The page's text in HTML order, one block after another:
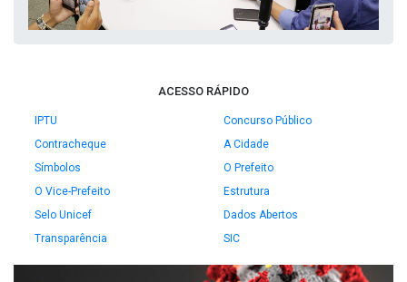
ACESSO RÁPIDO
IPTU
Concurso Público
Contracheque
A Cidade
Símbolos
O Prefeito
O Vice-Prefeito
Estrutura
Selo Unicef
Dados Abertos
Transparência
SIC